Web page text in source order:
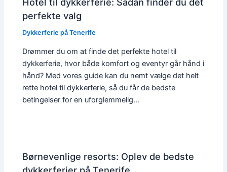
perfekte valg
Dykkerferie på Tenerife
Drømmer du om at finde det perfekte hotel til
dykkerferie, hvor både komfort og eventyr går hånd i
hånd? Med vores guide kan du nemt vælge det helt
rette hotel til dykkerferie, så du får de bedste
betingelser for en uforglemmelig…
Børnevenlige resorts: Oplev de bedste